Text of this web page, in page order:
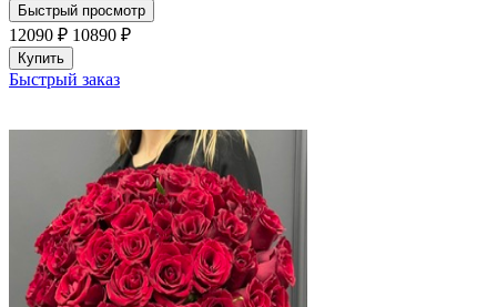
Быстрый просмотр
12090 ₽ 10890 ₽
Купить
Быстрый заказ